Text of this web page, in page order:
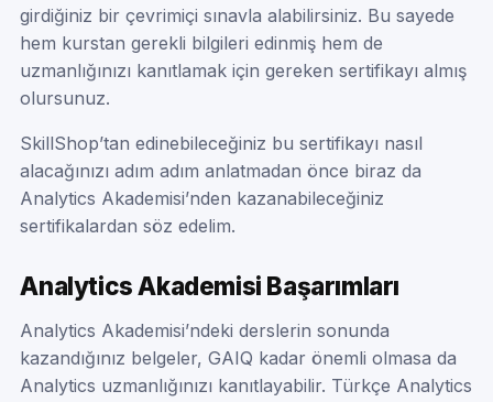
girdiğiniz bir çevrimiçi sınavla alabilirsiniz. Bu sayede
hem kurstan gerekli bilgileri edinmiş hem de
uzmanlığınızı kanıtlamak için gereken sertifikayı almış
olursunuz.
SkillShop’tan edinebileceğiniz bu sertifikayı nasıl
alacağınızı adım adım anlatmadan önce biraz da
Analytics Akademisi’nden kazanabileceğiniz
sertifikalardan söz edelim.
Analytics Akademisi Başarımları
Analytics Akademisi’ndeki derslerin sonunda
kazandığınız belgeler, GAIQ kadar önemli olmasa da
Analytics uzmanlığınızı kanıtlayabilir. Türkçe Analytics